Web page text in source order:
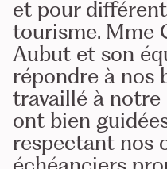
et pour
tourisme. Mme
Aubut et son
répondre à nos
travaillé à
ont bien
respectant nos